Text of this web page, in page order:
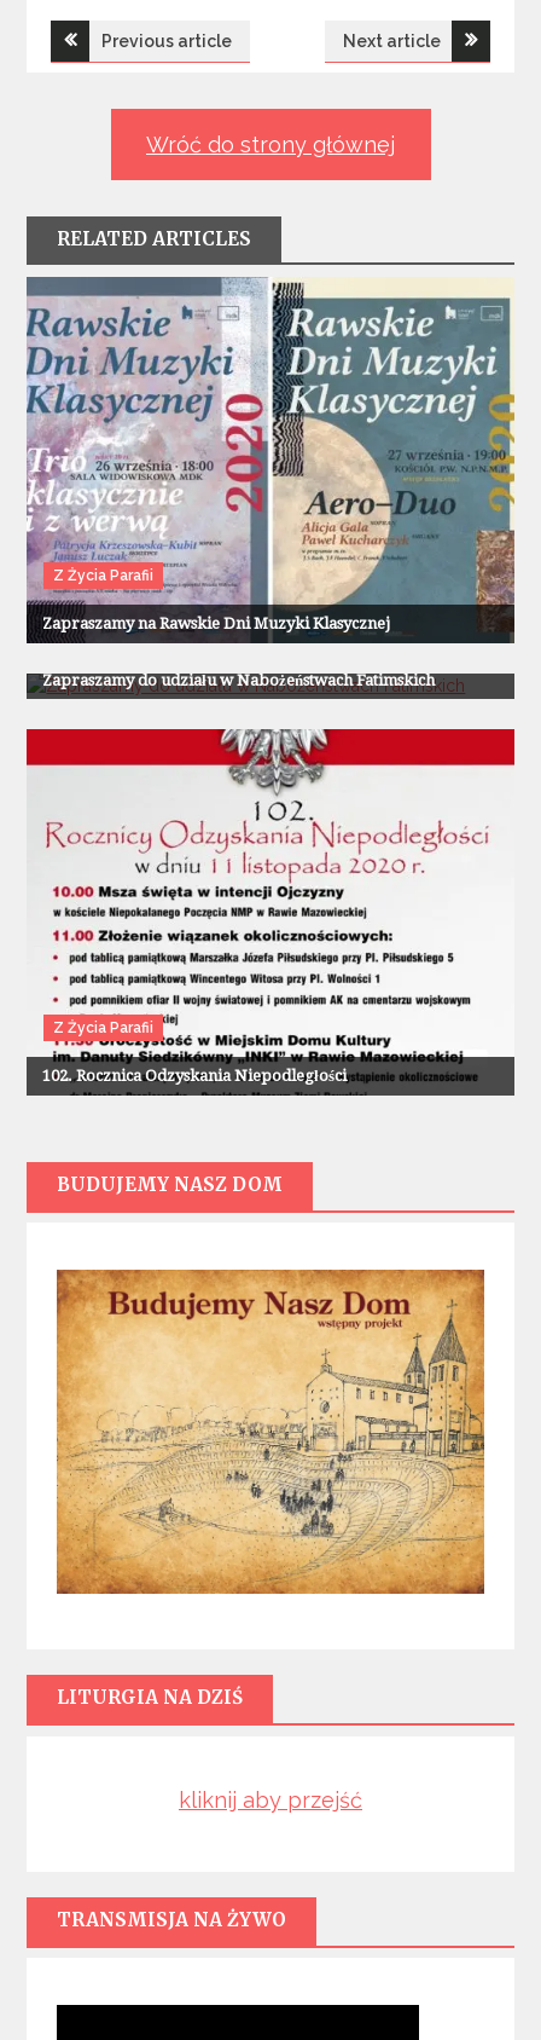
Nawigacja
Previous article Next article
Wróć do strony głównej
RELATED ARTICLES
Z Życia Parafii
Zapraszamy na Rawskie Dni Muzyki Klasycznej
Z Życia Parafii
Zapraszamy do udziału w Nabożeństwach Fatimskich
Z Życia Parafii
102. Rocznica Odzyskania Niepodległości
BUDUJEMY NASZ DOM
LITURGIA NA DZIŚ
kliknij aby przejść
TRANSMISJA NA ŻYWO